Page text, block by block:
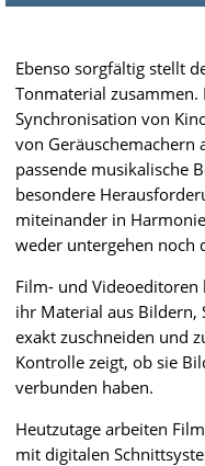
Ebenso sorgfältig stellt
Tonmaterial zusammen.
Synchronisation von
von Geräuschemachern
passende musikalische
besondere
miteinander in
weder untergehen noch
Film- und Videoeditoren
ihr Material aus Bildern,
exakt zuschneiden und
Kontrolle zeigt, ob sie
verbunden haben.
Heutzutage arbeiten
mit digitalen